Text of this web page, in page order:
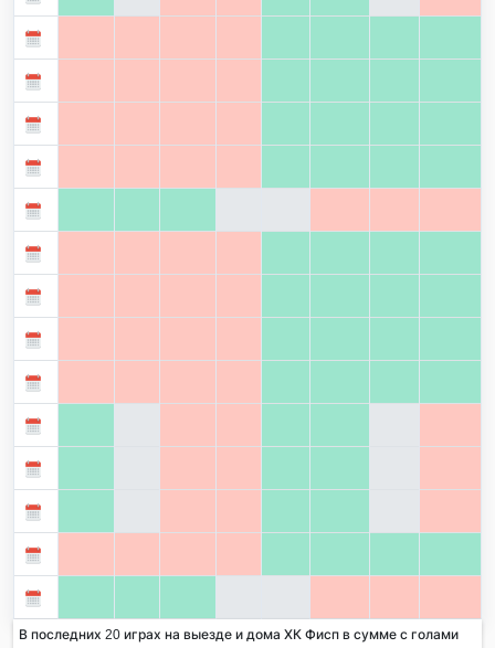
В последних 20 играх на выезде и дома ХК Фисп в сумме с голами